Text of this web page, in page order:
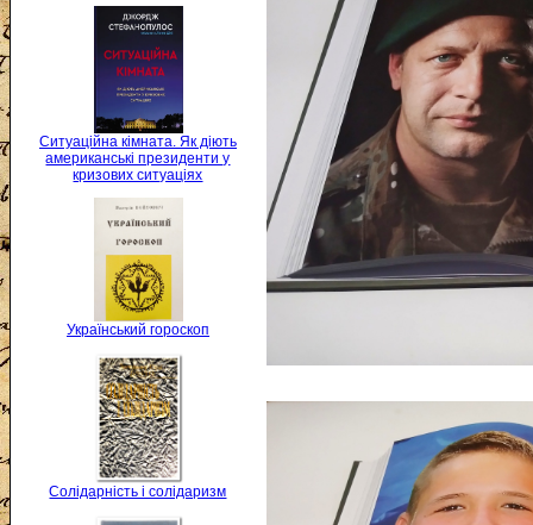
Ситуаційна кімната. Як діють
американські президенти у
кризових ситуаціях
Український гороскоп
Солідарність і солідаризм